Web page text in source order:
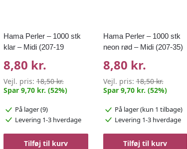
Hama Perler – 1000 stk
klar – Midi (207-19
8,80 kr.
Vejl. pris:18,50 kr.
Spar 9,70 kr. (52%)
På lager (9)
Levering 1-3 hverdage
Tilføj til kurv
Hama Perler – 1000 stk
neon rød – Midi (207-35)
8,80 kr.
Vejl. pris:18,50 kr.
Spar 9,70 kr. (52%)
På lager(kun 1 tilbage)
Levering 1-3 hverdage
Tilføj til kurv